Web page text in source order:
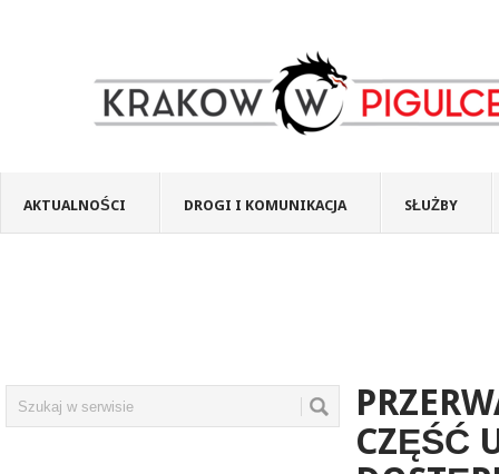
AKTUALNOŚCI DROGI I KOMUNIKACJA SŁUŻBY
CZĘŚĆ